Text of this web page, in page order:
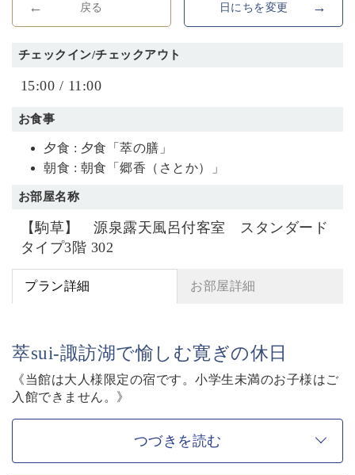
戻る 日にちを変更
チェックイン/チェックアウト
15:00 / 11:00
お食事
夕食 : 夕食「萃の膳」
朝食 : 朝食「郷香（さとか）」
お部屋名称
【駒草】 源泉露天風呂付客室 スタンダード
タイプ3階 302
プラン詳細 お部屋詳細
萃sui-諏訪湖で愉しむ寛ぎの休日
《当館は大人様限定の宿です。小学生未満のお子様はご
入館できません。》
お客様に寛ぎの時間をお過ごし頂く為に、萃sui-諏訪湖
ならではの“特別”をご紹介させて頂きます。
つづきを読む